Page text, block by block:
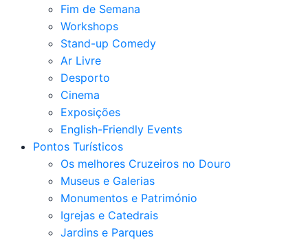
Fim de Semana
Workshops
Stand-up Comedy
Ar Livre
Desporto
Cinema
Exposições
English-Friendly Events
Pontos Turísticos
Os melhores Cruzeiros no Douro​
Museus e Galerias
Monumentos e Património
Igrejas e Catedrais
Jardins e Parques